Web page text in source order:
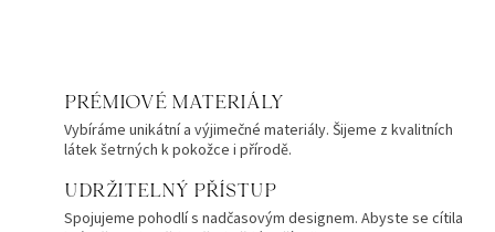
PRÉMIOVÉ MATERIÁLY
Vybíráme unikátní a výjimečné materiály. Šijeme z kvalitních
látek šetrných k pokožce i přírodě.
UDRŽITELNÝ PŘÍSTUP
Spojujeme pohodlí s nadčasovým designem. Abyste se cítila